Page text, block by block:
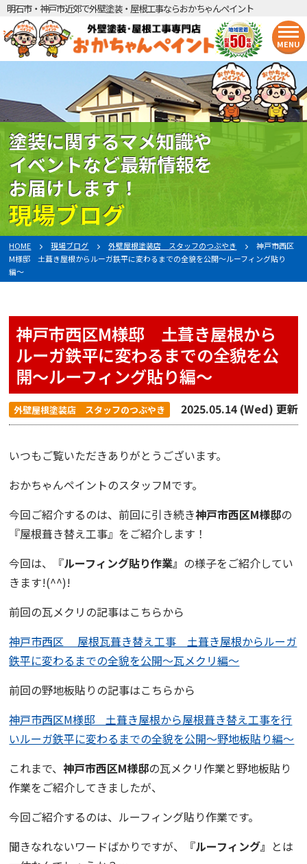
明石市・神戸市近郊で外壁塗装・屋根工事ならおかちゃんペイント
MENU
塗装に関するマメ知識や
イベントなど最新情報を
お届けします！
現場ブログ
HOME 現場ブログ 外壁屋根塗装店 スタッフのつぶやき
神戸市西区
M様邸 土葺き屋根からルーガ鉄平に変わるまでの全貌を公開〜ルーフィング貼り
編〜
神戸市西区M様邸 土葺き屋根から
ルーガ鉄平に変わるまでの全貌を公
開〜ルーフィング貼り編〜
外壁屋根塗装店 スタッフのつぶやき 2025.05.14 (Wed) 更新
いつもご覧いただきありがとうございます。
おかちゃんペイントのスタッフMです。
今回ご紹介するのは、前回に引き続き神戸市西区M様邸の
『屋根葺き替え工事』 をご紹介します！
今回は、『ルーフィング貼り作業』 の様子をご紹介してい
きます!(^^)!
前回の瓦メクリの記事はこちらから
神戸市西区 屋根瓦葺き替え工事 土葺き屋根からルーガ
鉄平に変わるまでの全貌を公開〜瓦メクリ編〜
前回の野地板貼りの記事はこちらから
神戸市西区M様邸 土葺き屋根から屋根葺き替え工事を行
いルーガ鉄平に変わるまでの全貌を公開〜野地板貼り編〜
これまで、神戸市西区M様邸の瓦メクリ作業と野地板貼り
作業をご紹介してきましたが、
今回ご紹介するのは、ルーフィング貼り作業です。
聞きなれないワードばかりですが、『ルーフィング』 とは